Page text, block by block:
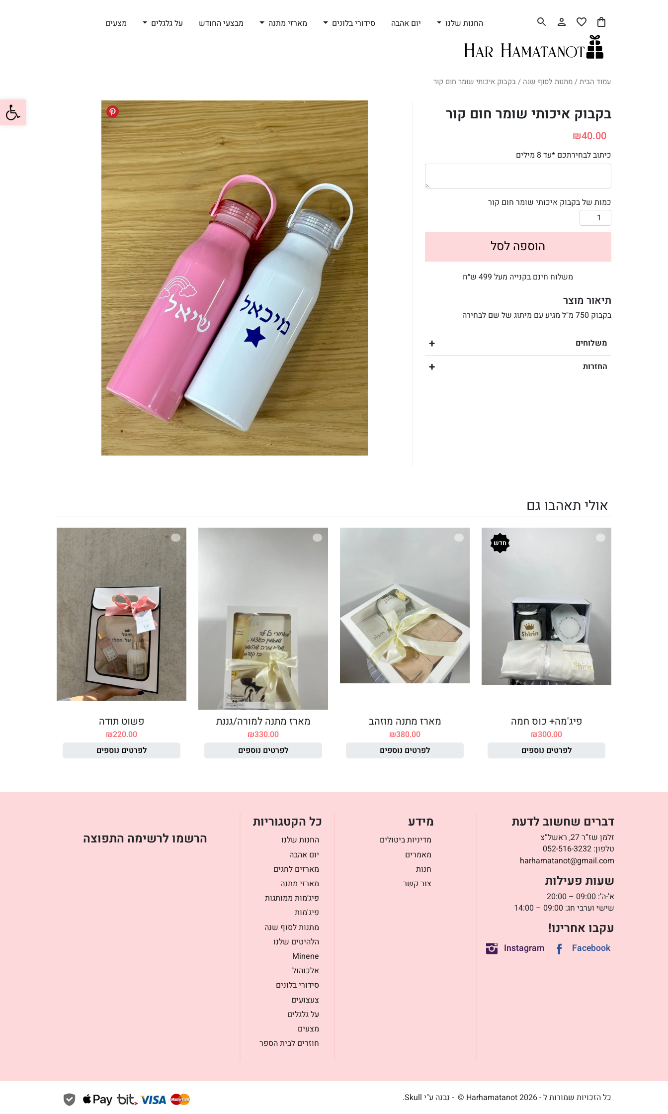
פתח
החנות שלנו יום אהבה סידורי בלונים מארזי מתנה מבצעי החודש על גלגלים מצעים
עמוד הבית/מתנות לסוף שנה / בקבוק איכותי שומר חום קור
בקבוק איכותי שומר חום קור
₪40.00
כיתוב לבחירתכם *עד 8 מילים
כמות של בקבוק איכותי שומר חום קור
הוספה לסל
משלוח חינם בקנייה מעל 499 ש״ח
תיאור מוצר
בקבוק 750 מ"ל מגיע עם מיתוג של שם לבחירה
משלוחים
החזרות
אולי תאהבו גם
חדש
פיג'מה+ כוס חמה
₪300.00
לפרטים נוספים
מארז מתנה מוזהב
₪380.00
לפרטים נוספים
מארז מתנה למורה/גננת
₪330.00
לפרטים נוספים
פשוט תודה
₪220.00
לפרטים נוספים
דברים שחשוב לדעת
זלמן שז”ר 27, ראשל”צ
טלפון: 052-516-3232
harhamatanot@gmail.com
שעות פעילות
א’-ה’: 09:00 – 20:00
שישי וערבי חג: 09:00 – 14:00
עקבו אחרינו!
Facebook
Instagram
מידע
מדיניות ביטולים
מאמרים
חנות
צור קשר
כל הקטגוריות
החנות שלנו
יום אהבה
מארזים לחגים
מארזי מתנה
פיג׳מות ממותגות
פיג'מות
מתנות לסוף שנה
הלהיטים שלנו
Minene
אלכוהול
סידורי בלונים
צעצועים
על גלגלים
מצעים
חוזרים לבית הספר
הרשמו לרשימה התפוצה
כל הזכויות שמורות ל - Harhamatanot 2026 © - נבנה ע"י Skull
.